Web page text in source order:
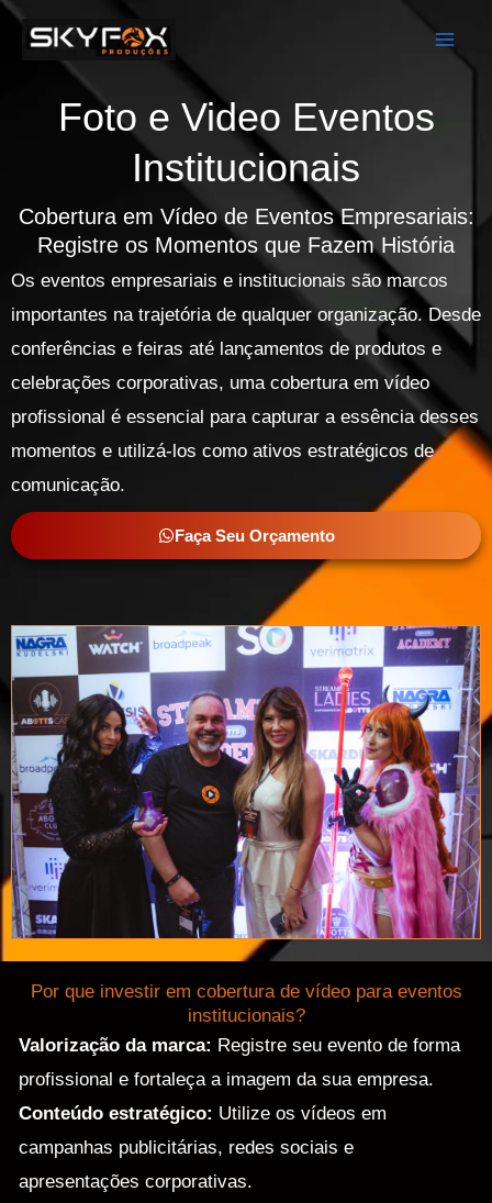
Ir
para
conteúdoFoto e Video Eventos
Institucionais
Cobertura em Vídeo de Eventos Empresariais:
Registre os Momentos que Fazem História
Os eventos empresariais e institucionais são marcos
importantes na trajetória de qualquer organização. Desde
conferências e feiras até lançamentos de produtos e
celebrações corporativas, uma cobertura em vídeo
profissional é essencial para capturar a essência desses
momentos e utilizá-los como ativos estratégicos de
comunicação.
Faça Seu Orçamento
Por que investir em cobertura de vídeo para eventos
institucionais?
Valorização da marca: Registre seu evento de forma
profissional e fortaleça a imagem da sua empresa.
Conteúdo estratégico: Utilize os vídeos em
campanhas publicitárias, redes sociais e
apresentações corporativas.